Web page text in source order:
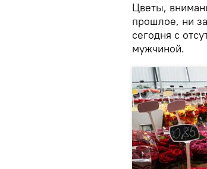
Цветы,
прошлое, ни
сегодня с
мужчиной.